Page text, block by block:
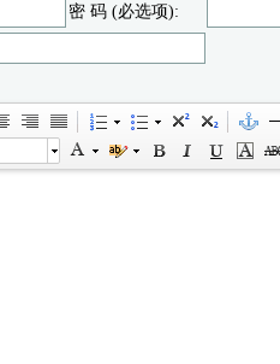
密 码 (必选项):